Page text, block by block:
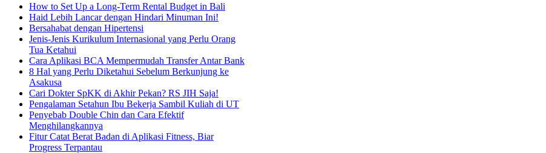
How to Set Up a Long-Term Rental Budget in Bali
Haid Lebih Lancar dengan Hindari Minuman Ini!
Bersahabat dengan Hipertensi
Jenis-Jenis Kurikulum Internasional yang Perlu Orang
Tua Ketahui
Cara Aplikasi BCA Mempermudah Transfer Antar Bank
8 Hal yang Perlu Diketahui Sebelum Berkunjung ke
Asakusa
Cari Dokter SpKK di Akhir Pekan? RS JIH Saja!
Pengalaman Setahun Ibu Bekerja Sambil Kuliah di UT
Penyebab Double Chin dan Cara Efektif
Menghilangkannya
Fitur Catat Berat Badan di Aplikasi Fitness, Biar
Progress Terpantau